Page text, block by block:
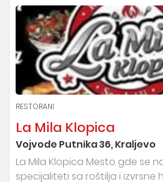
RESTORANI
La Mila Klopica
Vojvode Putnika 36, Kraljevo
La Mila Klopica Mesto gde se
specijaliteti sa roštilja i izvrsne